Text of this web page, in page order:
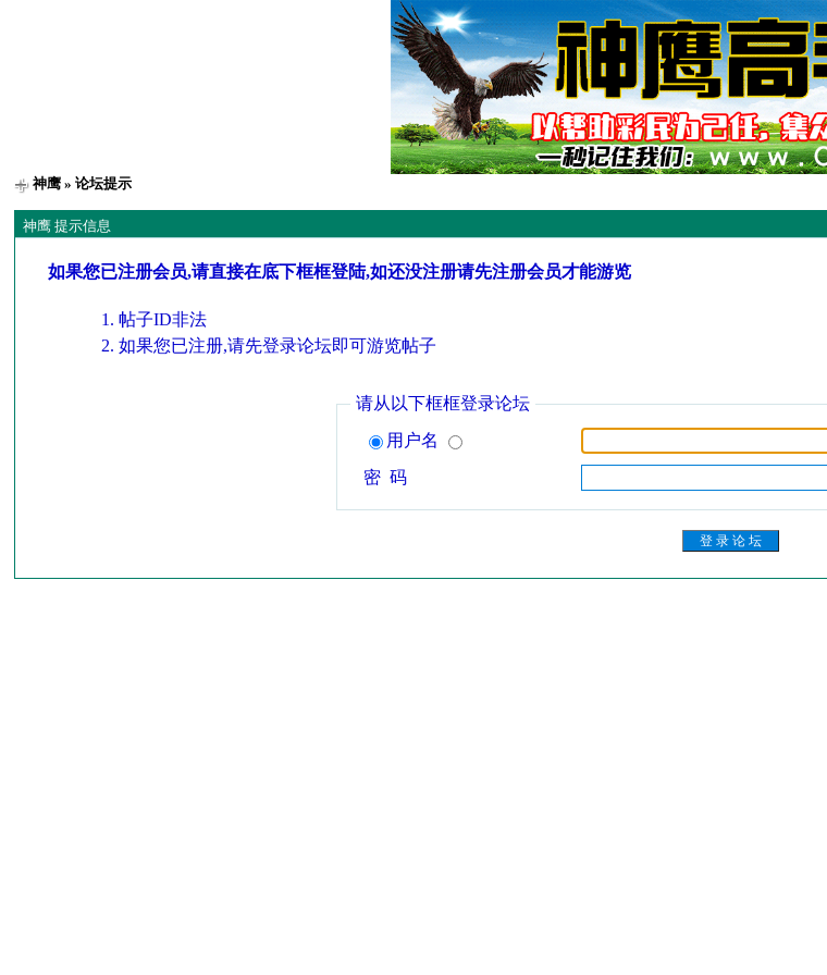
神鹰 » 论坛提示
神鹰 提示信息
如果您已注册会员,请直接在底下框框登陆,如还没注册请先注册会员才能游览
帖子ID非法
如果您已注册,请先登录论坛即可游览帖子
请从以下框框登录论坛
用户名
密 码